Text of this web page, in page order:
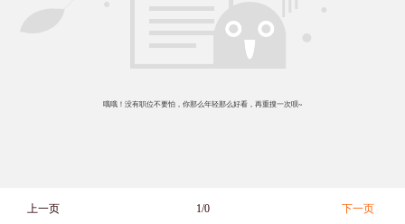
哦哦！没有职位不要怕，你那么年轻那么好看，再重搜一次呗~
上一页 1/0 下一页